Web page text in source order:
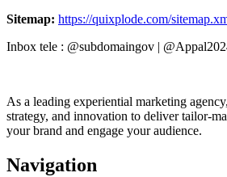
Sitemap: https://quixplode.com/
Inbox tele : @subdomaingov |
As a leading experiential marketing
strategy, and innovation to deliver tailor-
your brand and engage your audience.
Navigation